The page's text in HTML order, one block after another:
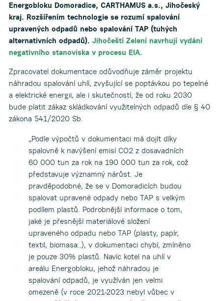
Energobloku Domoradice, CARTHAMUS a.s., Jihočeský
kraj. Rozšířením technologie se rozumí spalování
upravených odpadů nebo spalování TAP (tuhých
alternativních odpadů). Jihočeští Zelení navrhují vydání
negativního stanoviska v procesu EIA.
Zpracovatel dokumentace odůvodňuje záměr projektu
náhradou spalování uhlí, zvyšující se poptávkou po tepelné
a elektrické energii, ale i skutečností, že od roku 2030
bude platit zákaz skládkování využitelných odpadů dle § 40
zákona 541/2020 Sb.
„Podle výpočtů v dokumentaci má dojít díky
spalovně k navýšení emisí CO2 z dosavadních
60 000 tun za rok na 190 000 tun za rok, což
představuje významný nárůst. Je
pravděpodobné, že se v Domoradicích budou
spalovat upravené odpady nebo TAP s velkým
podílem plastů. Podrobnější informace o tom,
jaké je přesnější materiálové složení
upraveného odpadu nebo TAP (plasty, papír,
textil, biomasa..), v dokumentaci chybí, zmíněno
je pouze 30% plastů. Navíc kotel na uhlí v
areálu Energobloku, jehož náhradou je
spalování odpadů, je využíván jen velmi
omezeně (v roce 2021-2023 nebyl vůbec v